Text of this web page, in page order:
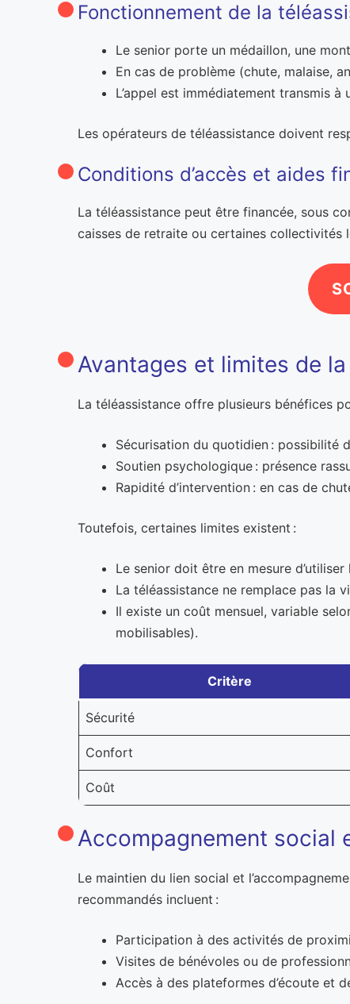
Fonctionnement de la
Le senior porte un médaillon, une
En cas de problème (chute, malaise,
L’appel est immédiatement transmis
Les opérateurs de téléassistance doivent
Conditions d’accès et aides
La téléassistance peut être financée, sous
caisses de retraite ou certaines collectivités
Avantages et limites de
La téléassistance offre plusieurs bénéfices
Sécurisation du quotidien : possibilité
Soutien psychologique : présence
Rapidité d’intervention : en cas de
Toutefois, certaines limites existent :
Le senior doit être en mesure
La téléassistance ne remplace pas la
Il existe un coût mensuel, variable
mobilisables).
Critère
Sécurité
Confort
Coût
Accompagnement social
Le maintien du lien social et
recommandés incluent :
Participation à des activités de
Visites de bénévoles ou de
Accès à des plateformes d’écoute et